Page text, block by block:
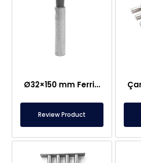
Ø32×150 mm Ferrit Çubuq Maqnit 300 Oksid
Review Product